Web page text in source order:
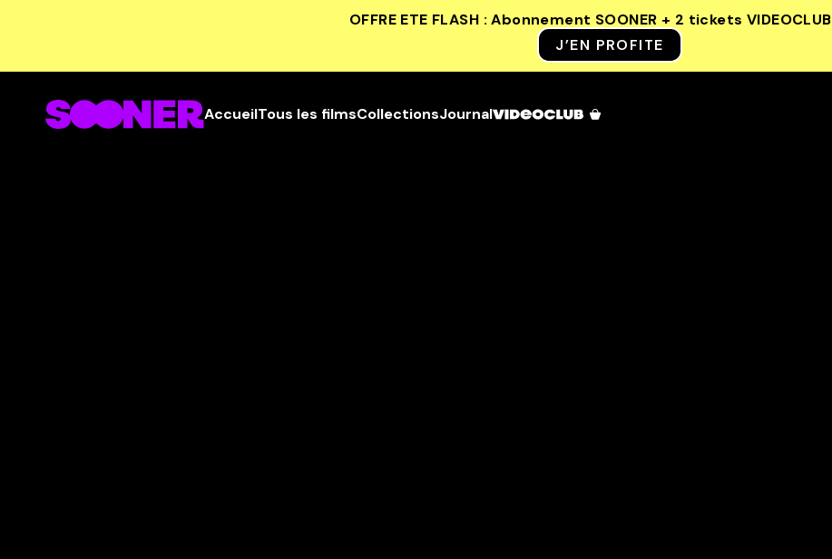
OFFRE ETE FLASH : Abonnement SOONER + 2 tickets VIDEOCLUB
J’EN PROFITE
AccueilTous les filmsCollectionsJournal